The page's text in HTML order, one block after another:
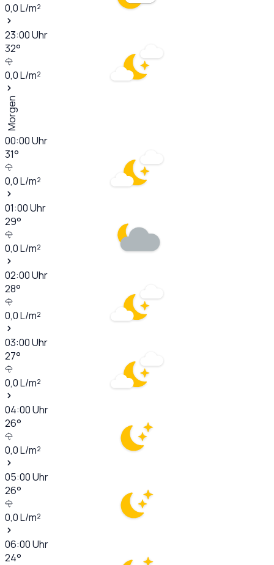
0,0L/m²
23:00Uhr
32°
0,0L/m²
Morgen
00:00Uhr
31°
0,0L/m²
01:00Uhr
29°
0,0L/m²
02:00Uhr
28°
0,0L/m²
03:00Uhr
27°
0,0L/m²
04:00Uhr
26°
0,0L/m²
05:00Uhr
26°
0,0L/m²
06:00Uhr
24°